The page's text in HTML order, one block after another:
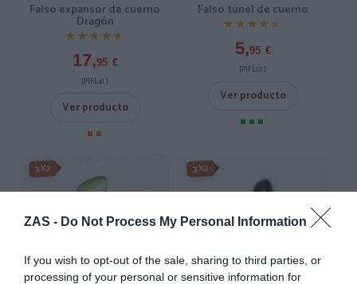
ZAS - Do Not Process My Personal Information
If you wish to opt-out of the sale, sharing to third parties, or
processing of your personal or sensitive information for
Falso expansor de cuerno
Dragón
★★★★★
★★★★★
17,95 €
[PIFL41 ]
Ver producto
Falso túnel de cuerno
★★★★★
★★★★★
5,95 €
[PIFL01 ]
Ver producto
3X2 3X2